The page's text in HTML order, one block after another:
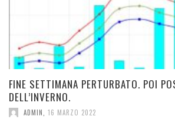
FINE SETTIMANA PERTURBATO. POI
DELL’INVERNO.
ADMIN 16 MARZO 2022